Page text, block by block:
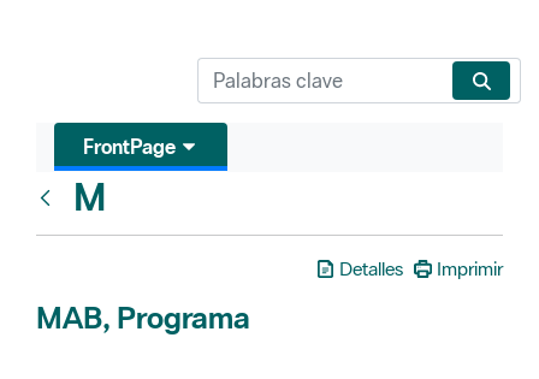
FrontPage
M
Detalles Imprimir
MAB, Programa